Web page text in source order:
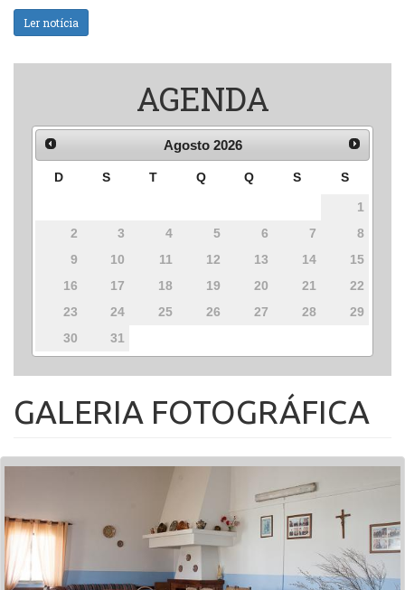
Ler notícia
AGENDA
Agosto 2026
D S T Q Q S S
1
2
3 4 5 6 7
8
9
10 11 12 13 14
15
16
17 18 19 20 21
22
23
24 25 26 27 28
29
30
31
GALERIA FOTOGRÁFICA